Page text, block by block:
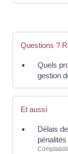
Questions ?
Quels
gestion
Et aussi
Délais